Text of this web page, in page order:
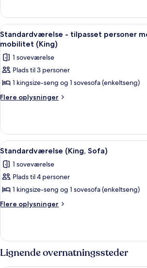
med
nedsat
mobilitet
suite
tilpasset
personer
nedsat
mobilitet
Indlæs
alle
billeder
af
Standardværelse
-
tilpasset
nedsat
mobilitet
(King)
Et
3
Standardværelse - tilpasset personer
mobilitet (King)
1 soveværelse
Plads til 3 personer
1 kingsize-seng og 1 sovesofa (enkeltseng)
Flere oplysninger
Flere
-
tilpasset
personer
nedsat
mobilitet
Indlæs
alle
billeder
af
Standardværelse
(King,
3
Standardværelse (King, Sofa)
1 soveværelse
Plads til 4 personer
1 kingsize-seng og 1 sovesofa (enkeltseng)
Flere oplysninger
Flere
(King,
Sofa)
Lignende overnatningssteder